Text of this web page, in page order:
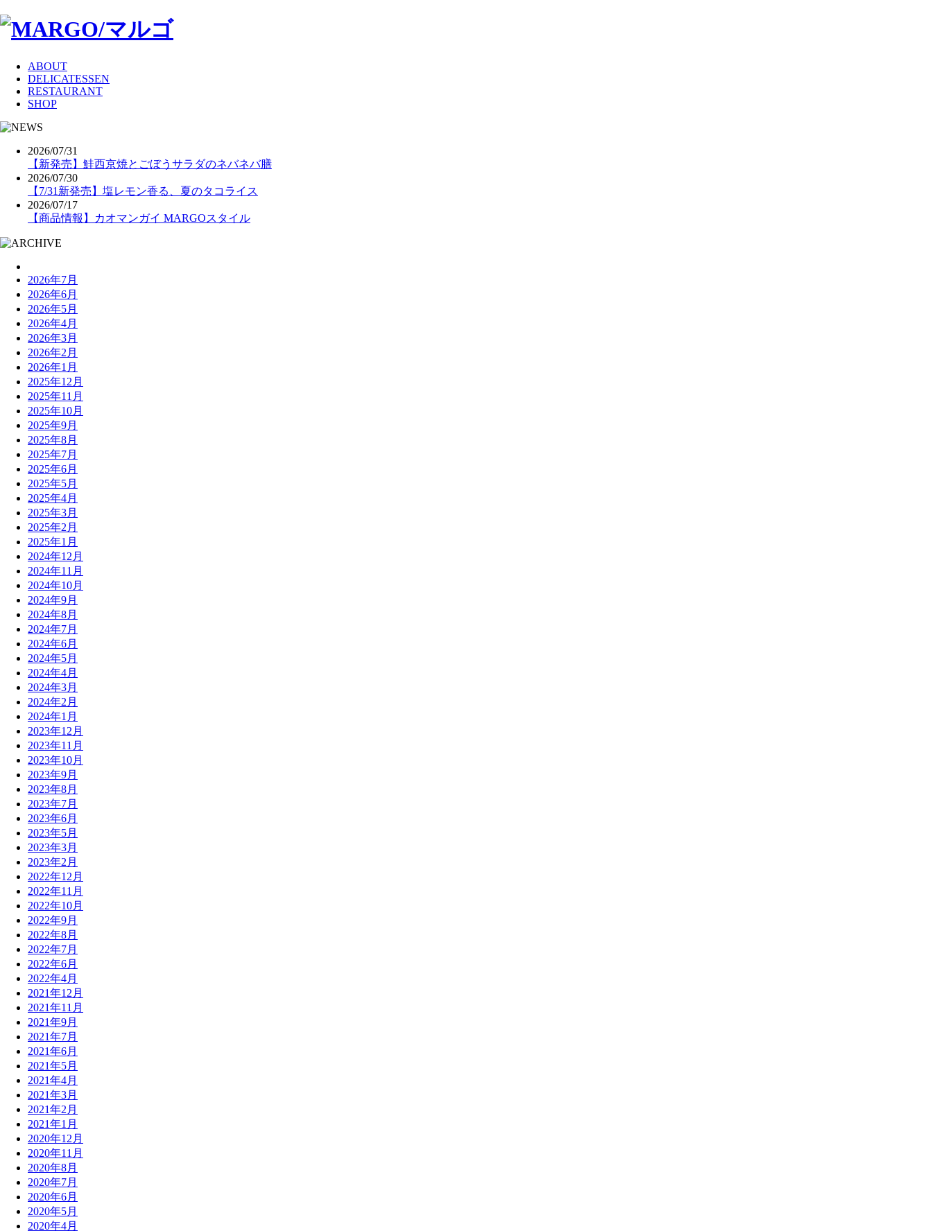
ABOUT
DELICATESSEN
RESTAURANT
SHOP
2026/07/31
【新発売】鮭西京焼とごぼうサラダのネバネバ膳
2026/07/30
【7/31新発売】塩レモン香る、夏のタコライス
2026/07/17
【商品情報】カオマンガイ MARGOスタイル
2026年7月
2026年6月
2026年5月
2026年4月
2026年3月
2026年2月
2026年1月
2025年12月
2025年11月
2025年10月
2025年9月
2025年8月
2025年7月
2025年6月
2025年5月
2025年4月
2025年3月
2025年2月
2025年1月
2024年12月
2024年11月
2024年10月
2024年9月
2024年8月
2024年7月
2024年6月
2024年5月
2024年4月
2024年3月
2024年2月
2024年1月
2023年12月
2023年11月
2023年10月
2023年9月
2023年8月
2023年7月
2023年6月
2023年5月
2023年3月
2023年2月
2022年12月
2022年11月
2022年10月
2022年9月
2022年8月
2022年7月
2022年6月
2022年4月
2021年12月
2021年11月
2021年9月
2021年7月
2021年6月
2021年5月
2021年4月
2021年3月
2021年2月
2021年1月
2020年12月
2020年11月
2020年8月
2020年7月
2020年6月
2020年5月
2020年4月